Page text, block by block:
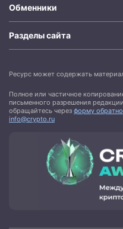
Обменники
Разделы сайта
Ресурс может содержать
Полное или частичное
письменного разрешения
обращайтесь через форму
info@crypto.ru